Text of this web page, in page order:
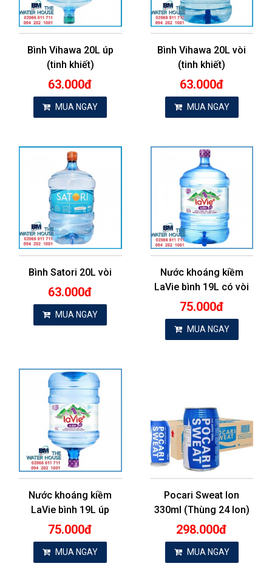
Bình Vihawa 20L úp
(tinh khiết)
63.000đ
MUA NGAY
Bình Vihawa 20L vòi
(tinh khiết)
63.000đ
MUA NGAY
Bình Satori 20L vòi
63.000đ
MUA NGAY
Nước khoáng kiềm
LaVie bình 19L có vòi
75.000đ
MUA NGAY
Nước khoáng kiềm
LaVie bình 19L úp
75.000đ
MUA NGAY
Pocari Sweat lon
330ml (Thùng 24 lon)
298.000đ
MUA NGAY